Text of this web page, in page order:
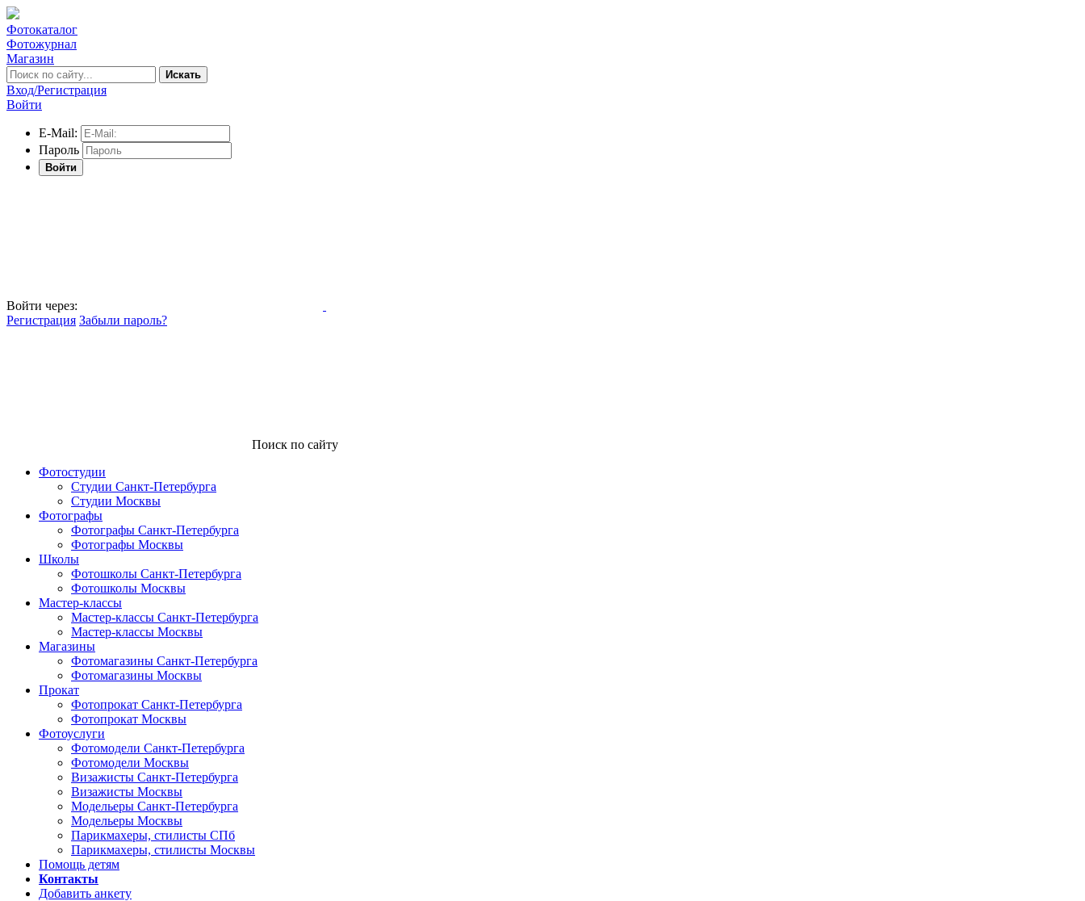
Фотокаталог
Фотожурнал
Магазин
Искать
Вход/Регистрация
Войти
E-Mail:
Пароль
Войти
Войти через:
Регистрация Забыли пароль?
Поиск по сайту
Фотостудии
Студии Санкт-Петербурга
Студии Москвы
Фотографы
Фотографы Санкт-Петербурга
Фотографы Москвы
Школы
Фотошколы Санкт-Петербурга
Фотошколы Москвы
Мастер-классы
Мастер-классы Санкт-Петербурга
Мастер-классы Москвы
Магазины
Фотомагазины Санкт-Петербурга
Фотомагазины Москвы
Прокат
Фотопрокат Санкт-Петербурга
Фотопрокат Москвы
Фотоуслуги
Фотомодели Санкт-Петербурга
Фотомодели Москвы
Визажисты Санкт-Петербурга
Визажисты Москвы
Модельеры Санкт-Петербурга
Модельеры Москвы
Парикмахеры, стилисты СПб
Парикмахеры, стилисты Москвы
Помощь детям
Контакты
Добавить анкету